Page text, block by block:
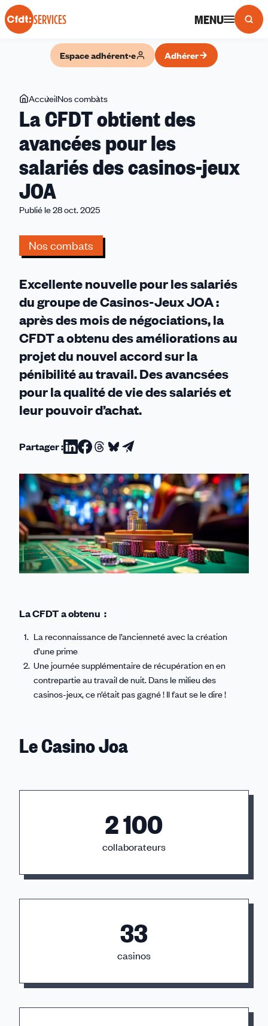
Panneau de gestion des cookies
SERVICES MENU
Espace adhérent·e Adhérer
Vous
êtes
ici
AccueilNos combats
CFDT
des
avancées
pour
La CFDT obtient des
avancées pour les
salariés des casinos-jeux
JOA
Publié le 28 oct. 2025
Nos combats
Excellente nouvelle pour les salariés
du groupe de Casinos-Jeux JOA :
après des mois de négociations, la
CFDT a obtenu des améliorations au
projet du nouvel accord sur la
pénibilité au travail. Des avancsées
pour la qualité de vie des salariés et
leur pouvoir d’achat.
Partager :Partager
sur
Linkedin
Partager
sur
Facebook
Partager
sur
Threads
Partager
sur
Bluesky
Partager
par
email
La CFDT a obtenu :
La reconnaissance de l’ancienneté avec la création
d’une prime
Une journée supplémentaire de récupération en en
contrepartie au travail de nuit. Dans le milieu des
casinos-jeux, ce n’était pas gagné ! Il faut se le dire !
Le Casino Joa
2 100
collaborateurs
33
casinos